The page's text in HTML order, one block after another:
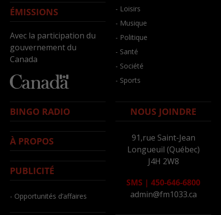
ÉMISSIONS
Avec la participation du
gouvernement du
Canada
- Loisirs
- Musique
- Politique
- Santé
- Société
- Sports
BINGO RADIO
À PROPOS
PUBLICITÉ
- Opportunités d’affaires
NOUS JOINDRE
91,rue Saint-Jean
Longueuil (Québec)
J4H 2W8
SMS | 450-646-6800
admin@fm1033.ca